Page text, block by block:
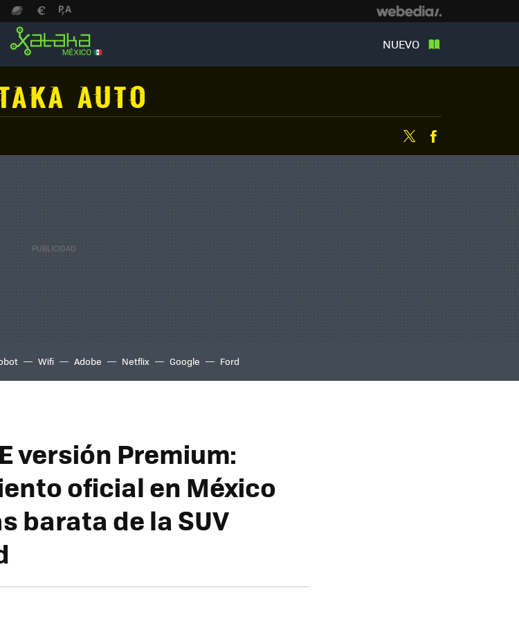
NUEVO
Twitter
Wifi Adobe Netflix Google Ford
versión Premium:
oficial en México
barata de la SUV